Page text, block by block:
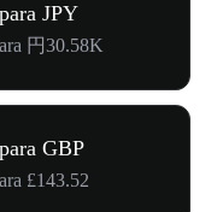
JPY
円30.58K
GBP
£143.52